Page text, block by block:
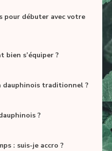
pour débuter avec votre
bien s’équiper ?
dauphinois traditionnel ?
?
: suis-je accro ?